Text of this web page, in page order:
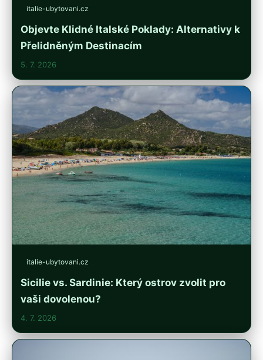
italie-ubytovani.cz
Objevte Klidné Italské Poklady: Alternativy k
Přelidněným Destinacím
5. 7. 2026
italie-ubytovani.cz
Sicilie vs. Sardinie: Který ostrov zvolit pro
vaši dovolenou?
4. 7. 2026